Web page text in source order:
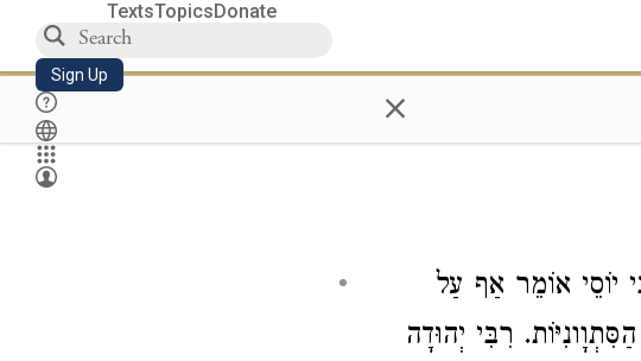
TextsTopicsDonate
Sign Up ×
יוֹסֵי אוֹמֵר אַף עַל
רִבִּי יְהוּדָה